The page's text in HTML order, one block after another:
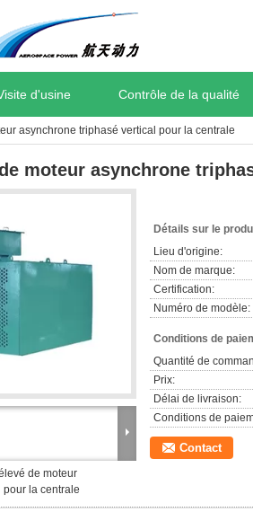
d'usine Contrôle de la qualité
asynchrone triphasé vertical pour la centrale
moteur asynchrone
de moteur
la centrale
Détails sur le
Lieu d'origine:
Nom de marque:
Certification:
Numéro de modèle:
Conditions de
Quantité de
Prix:
Délai de livraison:
Conditions de
Contact